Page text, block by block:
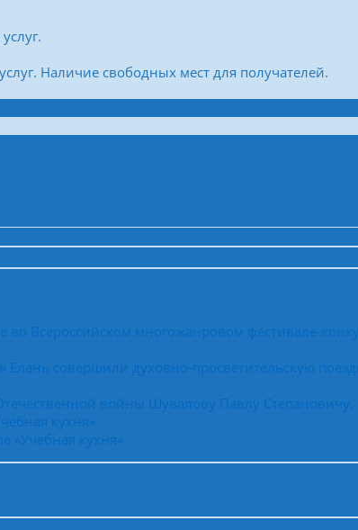
Наличие свободных мест для получателей.
Всероссийском многожанровом фестивале-
совершили духовно-просветительскую
войны Шувалову Павлу Степановичу.
кухня»
«Учебная кухня»